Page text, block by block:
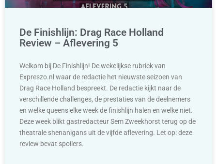
De Finishlijn: Drag Race Holland
Review – Aflevering 5
Welkom bij De Finishlijn! De wekelijkse rubriek van
Expreszo.nl waar de redactie het nieuwste seizoen van
Drag Race Holland bespreekt. De redactie kijkt naar de
verschillende challenges, de prestaties van de deelnemers
en welke queens elke week de finishlijn halen en welke niet.
Deze week blikt gastredacteur Sem Zweekhorst terug op de
theatrale shenanigans uit de vijfde aflevering. Let op: deze
review bevat spoilers.